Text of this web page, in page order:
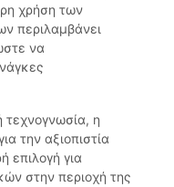
χρήση των
περιλαμβάνει
να
τεχνογνωσία, η
την αξιοπιστία
επιλογή για
στην περιοχή της